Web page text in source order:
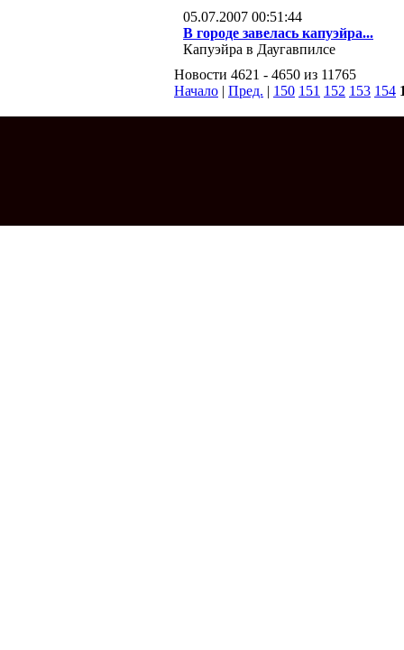
05.07.2007 00:51:44
В городе завелась капуэйра...
Капуэйра в Даугавпилсе
Новости 4621 - 4650 из 11765
Начало | Пред. | 150 151 152 153 154